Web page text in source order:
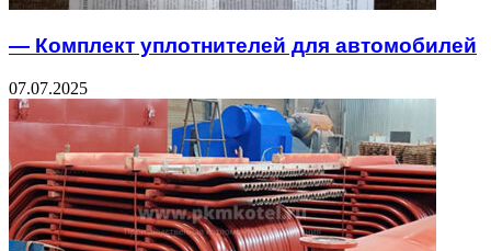
— Комплект уплотнителей для автомобилей
07.07.2025